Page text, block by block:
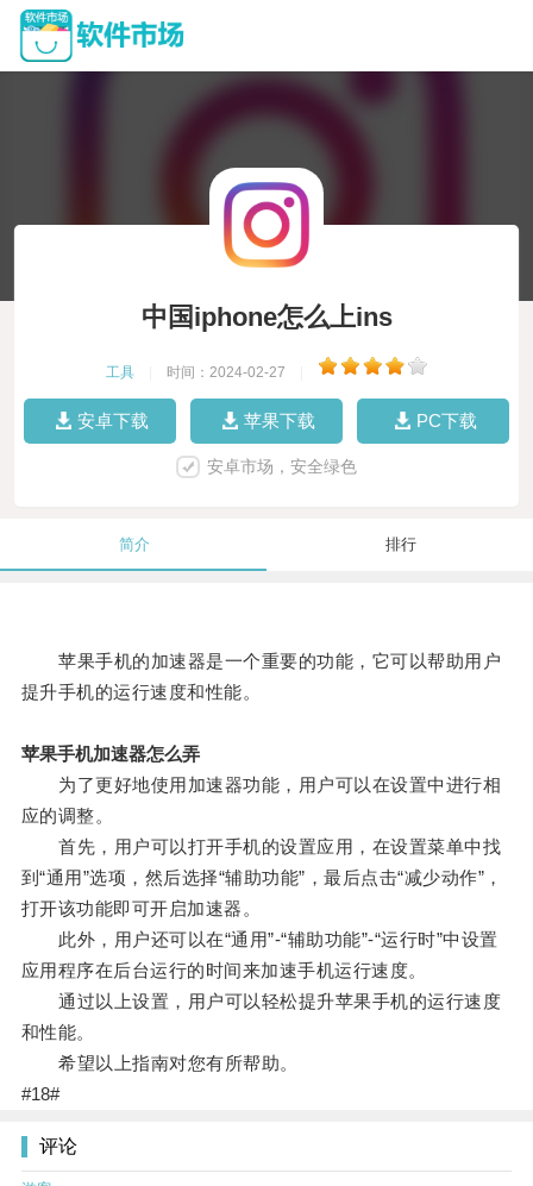
中国iphone怎么上ins
工具 时间：2024-02-27
安卓下载 苹果下载 PC下载
安卓市场，安全绿色
简介 排行
苹果手机的加速器是一个重要的功能，它可以帮助用户
提升手机的运行速度和性能。
苹果手机加速器怎么弄
为了更好地使用加速器功能，用户可以在设置中进行相
应的调整。
首先，用户可以打开手机的设置应用，在设置菜单中找
到“通用”选项，然后选择“辅助功能”，最后点击“减少动作”，
打开该功能即可开启加速器。
此外，用户还可以在“通用”-“辅助功能”-“运行时”中设置
应用程序在后台运行的时间来加速手机运行速度。
通过以上设置，用户可以轻松提升苹果手机的运行速度
和性能。
希望以上指南对您有所帮助。
#18#
评论